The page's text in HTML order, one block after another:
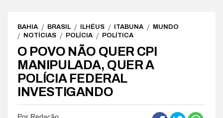
BAHIA BRASIL ILHÉUS ITABUNA
MUNDO
NOTÍCIAS
POLÍCIA POLÍTICA
O POVO NÃO QUER CPI
MANIPULADA, QUER A
POLÍCIA FEDERAL
INVESTIGANDO